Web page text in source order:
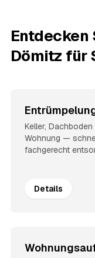
Entdecken
Dömitz für
Keller,
Wohnung —
fachgerecht
Details